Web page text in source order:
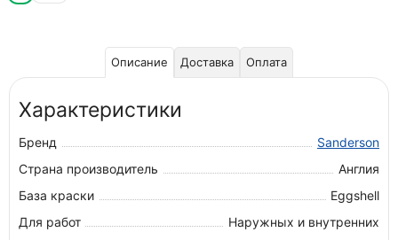
Описание Доставка Оплата
Характеристики
Бренд
Sanderson
Страна производитель
Англия
База краски
Eggshell
Для работ
Наружных и внутренних